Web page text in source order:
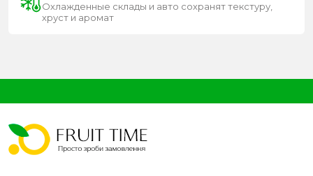
Охлажденные склады и авто сохранят текстуру,
хруст и аромат